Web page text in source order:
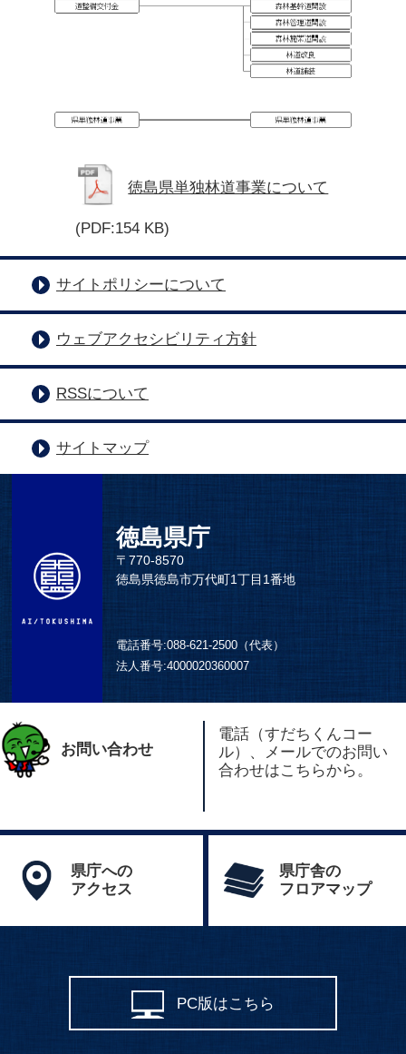
徳島県単独林道事業について
(PDF:154 KB)
サイトポリシーについて
ウェブアクセシビリティ方針
RSSについて
サイトマップ
徳島県庁
〒770-8570
徳島県徳島市万代町1丁目1番地
電話番号:088-621-2500（代表）
法人番号:4000020360007
お問い合わせ
電話（すだちくんコー
ル）、メールでのお問い
合わせはこちらから。
県庁への
アクセス
県庁舎の
フロアマップ
PC版はこちら